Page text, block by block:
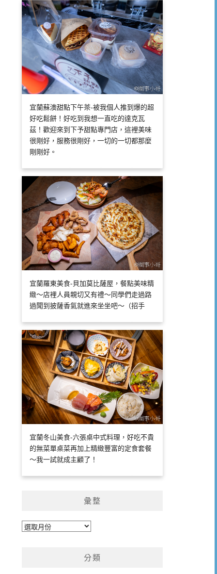
宜蘭蘇澳甜點下午茶-被我個人推到爆的超
好吃鬆餅！好吃到我想一直吃的達克瓦
茲！歡迎來到下予甜點專門店，這裡美味
很剛好，服務很剛好，一切的一切都那麼
剛剛好。
宜蘭羅東美食-貝加莫比薩屋，餐點美味精
緻～店裡人員親切又有禮～同學們走過路
過聞到披薩香氣就進來坐坐吧～（招手
宜蘭冬山美食-六張桌中式料理，好吃不貴
的無菜單桌菜再加上精緻豐富的定食套餐
～我一試就成主顧了！
彙整
彙
分類